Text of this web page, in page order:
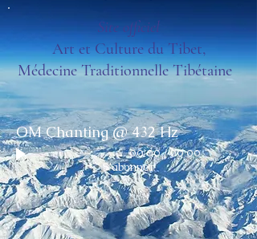
S'abonner
OM Chanting @ 432 Hz
00:00/00:00
Site officiel
Art et Culture du Tibet,
Médecine Traditionnelle Tibétaine